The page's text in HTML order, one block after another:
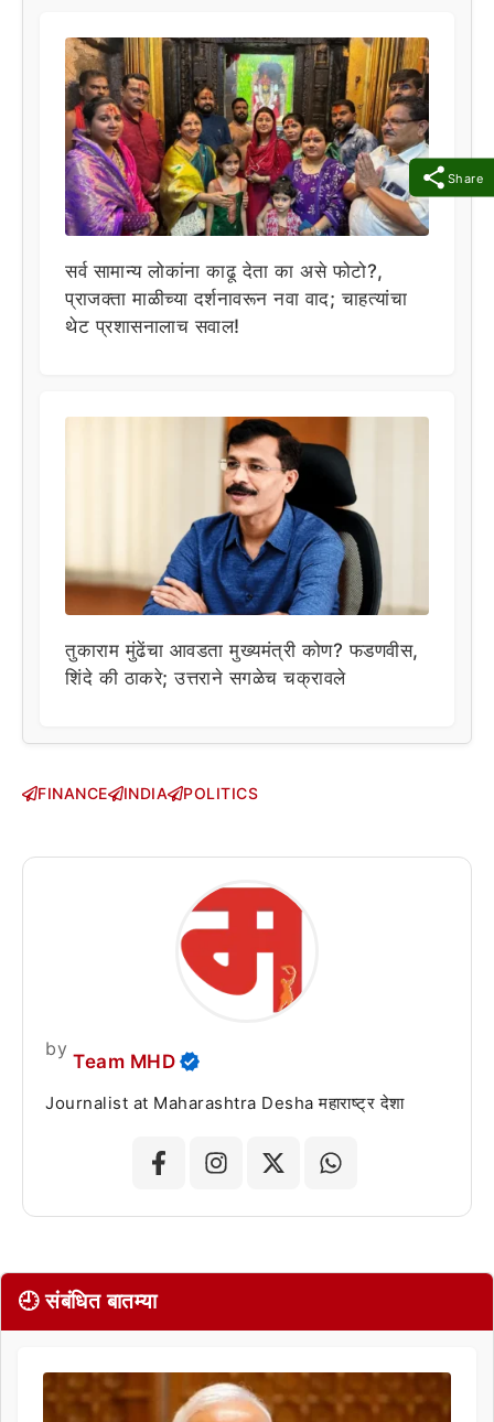
Share
सर्व सामान्य लोकांना काढू देता का असे फोटो?,
प्राजक्ता माळीच्या दर्शनावरून नवा वाद; चाहत्यांचा
थेट प्रशासनालाच सवाल!
तुकाराम मुंढेंचा आवडता मुख्यमंत्री कोण? फडणवीस,
शिंदे की ठाकरे; उत्तराने सगळेच चक्रावले
FINANCE INDIA POLITICS
by
Team MHD
Journalist at Maharashtra Desha महाराष्ट्र देशा
🕘 संबंधित बातम्या